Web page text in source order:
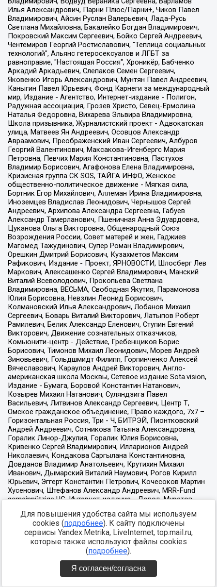
Для повышения удобства сайта мы используем
cookies (подробнее). К сайту подключены
сервисы Yandex.Metrika, LiveInternet, top.mail.ru,
которые также используют файлы cookies
(подробнее).
Я согласен/согласна